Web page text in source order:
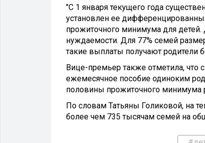
"С 1 января текущего года
установлен ее
прожиточного минимума для
нуждаемости. Для 77% семей
такие выплаты получают родители
Вице-премьер также отметила, что
ежемесячное пособие одиноким
половины прожиточного минимума
По словам Татьяны Голиковой, на
более чем 735 тысячам семей на